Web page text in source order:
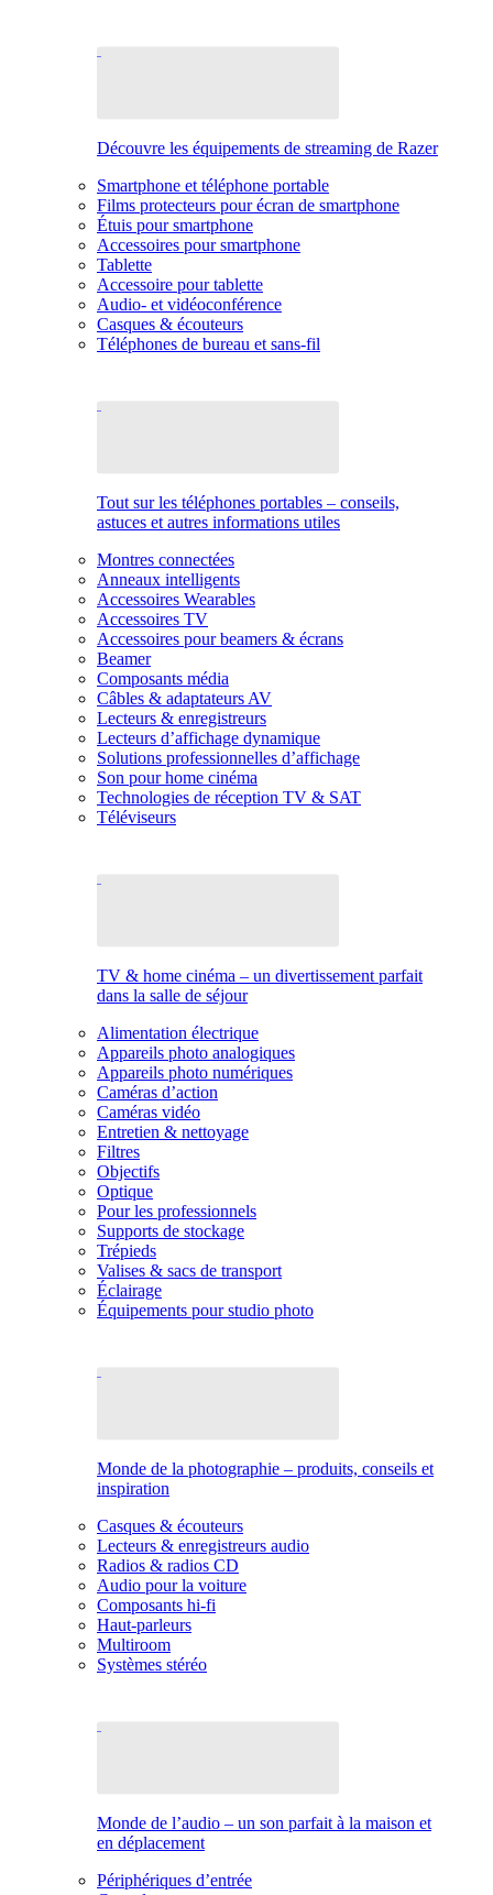
Découvre les équipements de streaming de Razer
Smartphone et téléphone portable
Films protecteurs pour écran de smartphone
Étuis pour smartphone
Accessoires pour smartphone
Tablette
Accessoire pour tablette
Audio- et vidéoconférence
Casques & écouteurs
Téléphones de bureau et sans-fil
Tout sur les téléphones portables – conseils,
astuces et autres informations utiles
Montres connectées
Anneaux intelligents
Accessoires Wearables
Accessoires TV
Accessoires pour beamers & écrans
Beamer
Composants média
Câbles & adaptateurs AV
Lecteurs & enregistreurs
Lecteurs d’affichage dynamique
Solutions professionnelles d’affichage
Son pour home cinéma
Technologies de réception TV & SAT
Téléviseurs
TV & home cinéma – un divertissement parfait
dans la salle de séjour
Alimentation électrique
Appareils photo analogiques
Appareils photo numériques
Caméras d’action
Caméras vidéo
Entretien & nettoyage
Filtres
Objectifs
Optique
Pour les professionnels
Supports de stockage
Trépieds
Valises & sacs de transport
Éclairage
Équipements pour studio photo
Monde de la photographie – produits, conseils et
inspiration
Casques & écouteurs
Lecteurs & enregistreurs audio
Radios & radios CD
Audio pour la voiture
Composants hi-fi
Haut-parleurs
Multiroom
Systèmes stéréo
Monde de l’audio – un son parfait à la maison et
en déplacement
Périphériques d’entrée